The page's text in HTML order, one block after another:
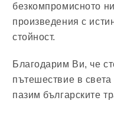
безкомпромисното
произведения с
стойност.
Благодарим Ви, че
пътешествие в света
пазим българските